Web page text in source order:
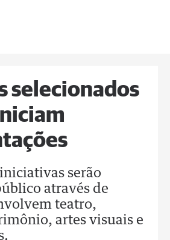
selecionados
serão
através de
teatro,
artes visuais e